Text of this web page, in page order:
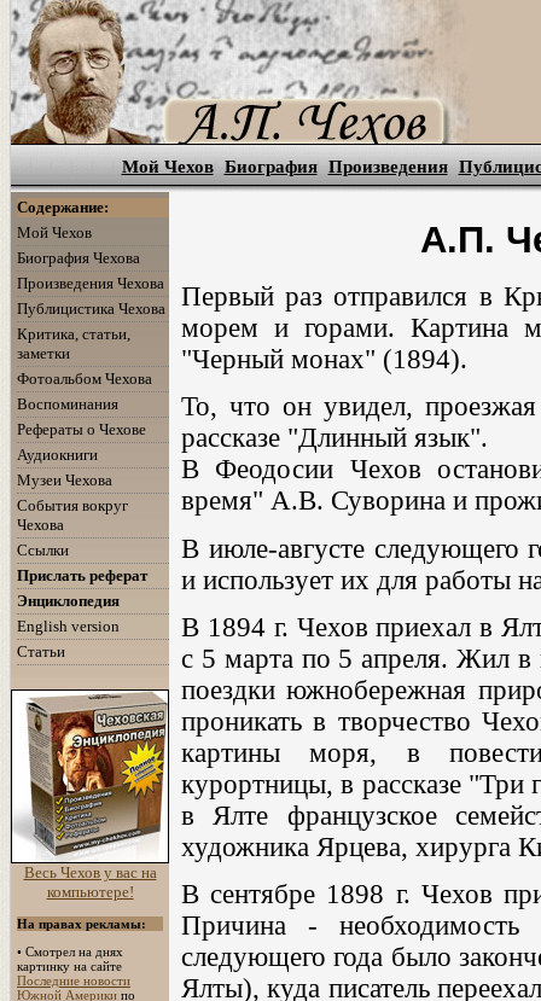
Мой Чехов Биография Произведения
Содержание:
Мой Чехов
Биография Чехова
Произведения Чехова
Публицистика Чехова
Критика, статьи,
заметки
Фотоальбом Чехова
Воспоминания
Рефераты о Чехове
Аудиокниги
Музеи Чехова
События вокруг
Чехова
Ссылки
Прислать реферат
Энциклопедия
English version
Статьи
Весь Чехов у вас на
компьютере!
На правах рекламы:
• Смотрел на днях
картинку на сайте
Последние новости
Южной Америки по
А.П.
Первый раз отправился в
морем и горами. Картина
"Черный монах" (1894).
То, что он увидел,
рассказе "Длинный язык".
В Феодосии Чехов
время" А.В. Суворина и
В июле-августе следующего
и использует их для работы
В 1894 г. Чехов приехал в
с 5 марта по 5 апреля. Жил в
поездки южнобережная
проникать в творчество
картины моря, в
курортницы, в рассказе
в Ялте французское
художника Ярцева, хирурга
В сентябре 1898 г. Чехов
Причина - необходимость
следующего года было
Ялты), куда писатель